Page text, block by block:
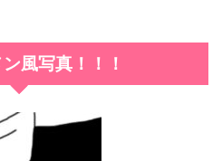
風写真！！！